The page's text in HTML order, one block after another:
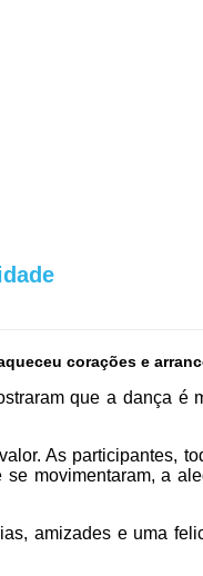
corações e
que a dança é
As participantes,
movimentaram, a
amizades e uma